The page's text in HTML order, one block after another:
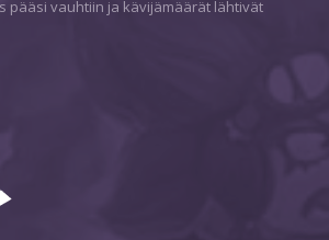
pääsi vauhtiin ja kävijämäärät lähtivät